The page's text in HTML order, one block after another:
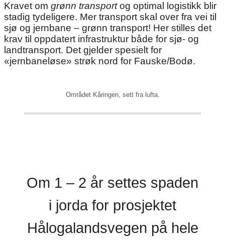
Kravet om grønn transportog optimal logistikk blir
stadig tydeligere. Mer transport skal over fra vei til
sjø og jernbane – grønn transport! Her stilles det
krav til oppdatert infrastruktur både for sjø- og
landtransport. Det gjelder spesielt for
«jernbaneløse» strøk nord for Fauske/Bodø.
Området Kåringen, sett fra lufta.
Om 1 – 2 år settes spaden
i jorda for prosjektet
Hålogalandsvegen på hele